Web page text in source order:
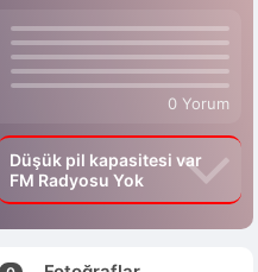
0 Yorum
Düşük pil kapasitesi var
FM Radyosu Yok